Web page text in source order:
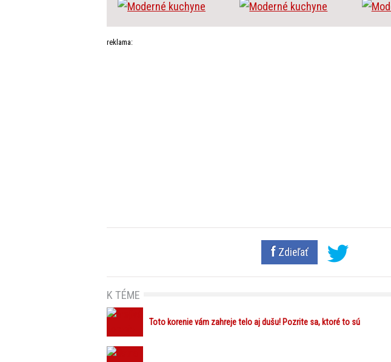
reklama:
Zdieľať
K TÉME
Toto korenie vám zahreje telo aj dušu! Pozrite sa, ktoré to sú